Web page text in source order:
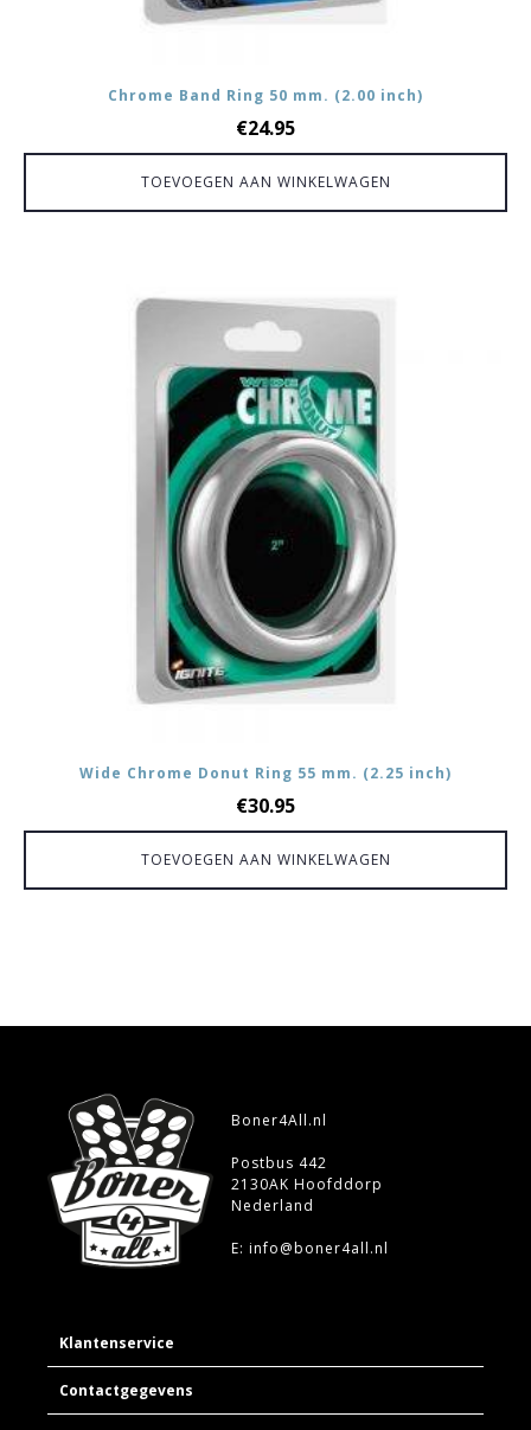
Chrome Band Ring 50 mm. (2.00 inch)
€24.95
TOEVOEGEN AAN WINKELWAGEN
Wide Chrome Donut Ring 55 mm. (2.25 inch)
€30.95
TOEVOEGEN AAN WINKELWAGEN
Boner4All.nl
Postbus 442
2130AK Hoofddorp
Nederland
E: info@boner4all.nl
Klantenservice
Contactgegevens